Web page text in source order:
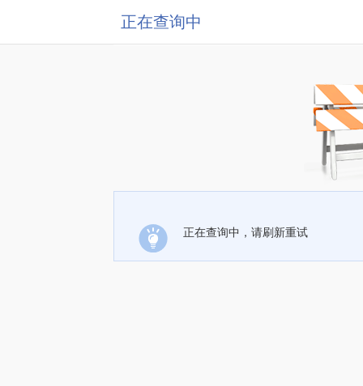
正在查询中
正在查询中，请刷新重试